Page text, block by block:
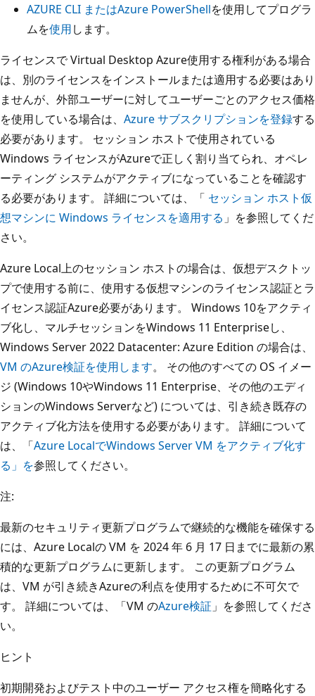
AZURE CLI またはAzure PowerShellを使用してプログラ
ムを使用します。
ライセンスで Virtual Desktop Azure使用する権利がある場合
は、別のライセンスをインストールまたは適用する必要はあり
ませんが、外部ユーザーに対してユーザーごとのアクセス価格
を使用している場合は、 Azure サブスクリプションを登録する
必要があります。 セッション ホストで使用されている
Windows ライセンスがAzureで正しく割り当てられ、オペレ
ーティング システムがアクティブになっていることを確認す
る必要があります。 詳細については、「 セッション ホスト仮
想マシンに Windows ライセンスを適用する 」を参照してくだ
さい。
Azure Local上のセッション ホストの場合は、仮想デスクトッ
プで使用する前に、使用する仮想マシンのライセンス認証とラ
イセンス認証Azure必要があります。 Windows 10をアクティ
ブ化し、マルチセッションをWindows 11 Enterpriseし、
Windows Server 2022 Datacenter: Azure Edition の場合は、
VM のAzure検証を使用します。 その他のすべての OS イメー
ジ (Windows 10やWindows 11 Enterprise、その他のエディ
ションのWindows Serverなど) については、引き続き既存の
アクティブ化方法を使用する必要があります。 詳細について
は、「Azure LocalでWindows Server VM をアクティブ化す
る」を参照してください。
注:
最新のセキュリティ更新プログラムで継続的な機能を確保する
には、Azure Localの VM を 2024 年 6 月 17 日までに最新の累
積的な更新プログラムに更新します。 この更新プログラム
は、VM が引き続きAzureの利点を使用するために不可欠で
す。 詳細については、「VM のAzure検証 」を参照してくださ
い。
ヒント
初期開発およびテスト中のユーザー アクセス権を簡略化する